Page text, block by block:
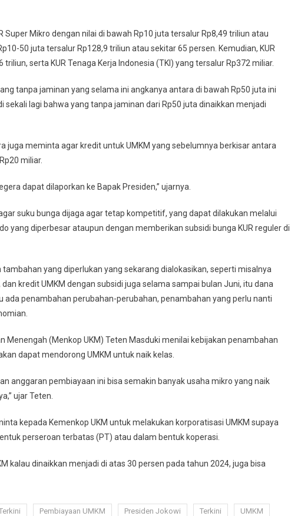
Super Mikro dengan nilai di bawah Rp10 juta tersalur Rp8,49 triliun atau
50 juta tersalur Rp128,9 triliun atau sekitar 65 persen. Kemudian, KUR
serta KUR Tenaga Kerja Indonesia (TKI) yang tersalur Rp372 miliar.
tanpa jaminan yang selama ini angkanya antara di bawah Rp50 juta ini
lagi bahwa yang tanpa jaminan dari Rp50 juta dinaikkan menjadi
juga meminta agar kredit untuk UMKM yang sebelumnya berkisar antara
miliar.
dapat dilaporkan ke Bapak Presiden,” ujarnya.
suku bunga dijaga agar tetap kompetitif, yang dapat dilakukan melalui
yang diperbesar ataupun dengan memberikan subsidi bunga KUR reguler di
yang diperlukan yang sekarang dialokasikan, seperti misalnya
kredit UMKM dengan subsidi juga selama sampai bulan Juni, itu dana
ada penambahan perubahan-perubahan, penambahan yang perlu nanti
Menengah (Menkop UKM) Teten Masduki menilai kebijakan penambahan
dapat mendorong UMKM untuk naik kelas.
anggaran pembiayaan ini bisa semakin banyak usaha mikro yang naik
ujar Teten.
kepada Kemenkop UKM untuk melakukan korporatisasi UMKM supaya
perseroan terbatas (PT) atau dalam bentuk koperasi.
kalau dinaikkan menjadi di atas 30 persen pada tahun 2024, juga bisa
Pembiayaan UMKM Presiden Jokowi Terkini UMKM